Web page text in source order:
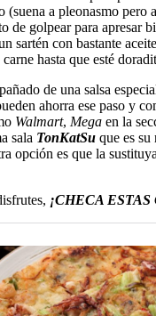
(suena a pleonasmo pero
de golpear para apresar
sartén con bastante
hasta que esté
de una salsa
ahorra ese paso y
Walmart, Mega en la
sala TonKatSu que es su
opción es que la
¡CHECA